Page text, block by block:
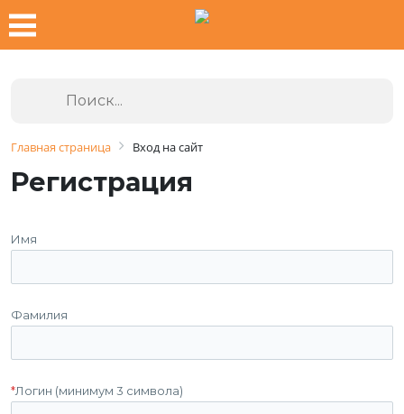
Главная страница Вход на сайт
Регистрация
Имя
Фамилия
*Логин (минимум 3 символа)